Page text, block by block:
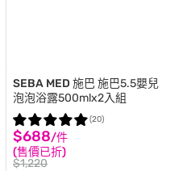
SEBA MED 施巴施巴5.5嬰兒
泡泡浴露500mlx2入組
$688/件
(售價已折)
$1,220
(20)